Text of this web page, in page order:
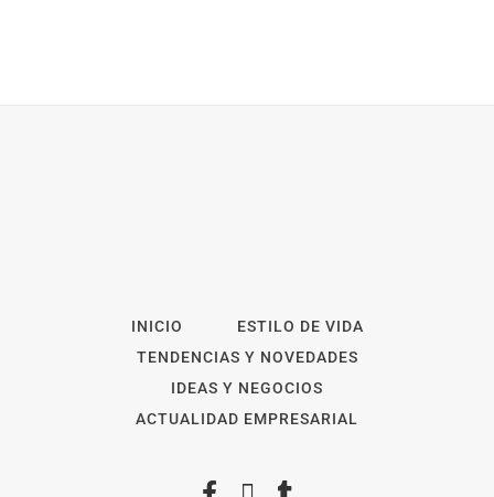
INICIO
ESTILO DE VIDA
TENDENCIAS Y NOVEDADES
IDEAS Y NEGOCIOS
ACTUALIDAD EMPRESARIAL